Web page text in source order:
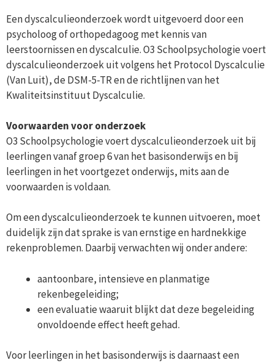
Een dyscalculieonderzoek wordt uitgevoerd door een
psycholoog of orthopedagoog met kennis van
leerstoornissen en dyscalculie. O3 Schoolpsychologie voert
dyscalculieonderzoek uit volgens het Protocol Dyscalculie
(Van Luit), de DSM-5-TR en de richtlijnen van het
Kwaliteitsinstituut Dyscalculie.
Voorwaarden voor onderzoek
O3 Schoolpsychologie voert dyscalculieonderzoek uit bij
leerlingen vanaf groep 6 van het basisonderwijs en bij
leerlingen in het voortgezet onderwijs, mits aan de
voorwaarden is voldaan.
Om een dyscalculieonderzoek te kunnen uitvoeren, moet
duidelijk zijn dat sprake is van ernstige en hardnekkige
rekenproblemen. Daarbij verwachten wij onder andere:
aantoonbare, intensieve en planmatige
rekenbegeleiding;
een evaluatie waaruit blijkt dat deze begeleiding
onvoldoende effect heeft gehad.
Voor leerlingen in het basisonderwijs is daarnaast een